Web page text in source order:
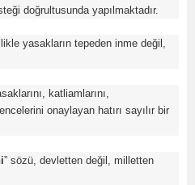
doğrultusunda yapılmaktadır.
yasakların tepeden inme değil,
katliamlarını,
onaylayan hatırı sayılır bir
” sözü, devletten değil, milletten